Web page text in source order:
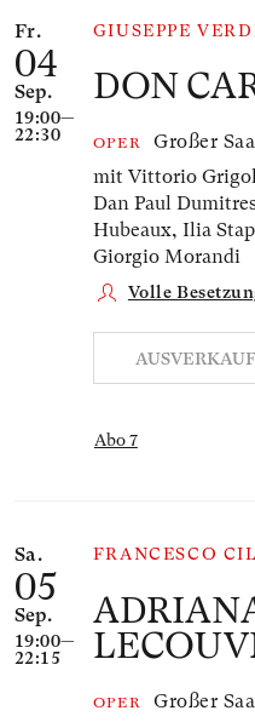
Fr.
04
Sep.
19:00—
22:30
GIUSEPPE
DON
OPER
Großer
mit Vittorio
Dan Paul
Hubeaux, Ilia
Giorgio Morandi
Volle
Abo 7
Sa.
05
Sep.
19:00—
22:15
FRANCESCO
OPER
Großer